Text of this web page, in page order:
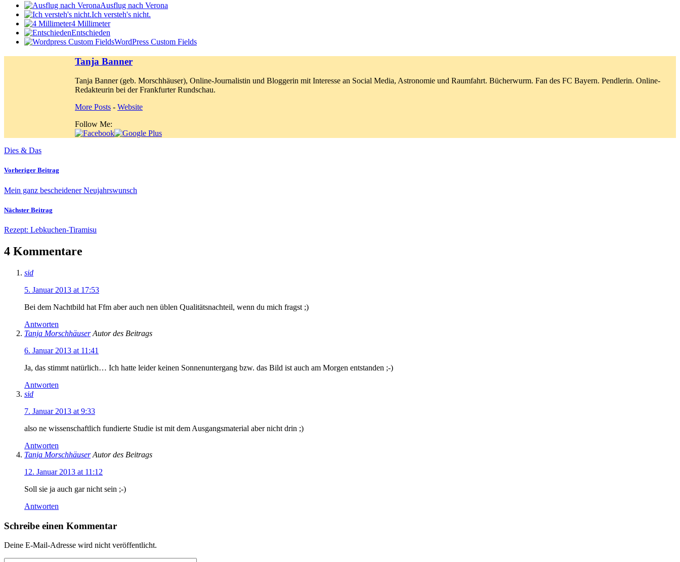
Ausflug nach Verona
Ich versteh's nicht.
4 Millimeter
Entschieden
WordPress Custom Fields
Tanja Banner
Tanja Banner (geb. Morschhäuser), Online-Journalistin und Bloggerin mit Interesse an Social Media, Astronomie und Raumfahrt. Bücherwurm. Fan des FC Bayern. Pendlerin. Online-
Redakteurin bei der Frankfurter Rundschau.
More Posts - Website
Follow Me:
Dies & Das
Vorheriger Beitrag
Mein ganz bescheidener Neujahrswunsch
Nächster Beitrag
Rezept: Lebkuchen-Tiramisu
4 Kommentare
sid
5. Januar 2013 at 17:53
Bei dem Nachtbild hat Ffm aber auch nen üblen Qualitätsnachteil, wenn du mich fragst ;)
Antworten
Tanja Morschhäuser Autor des Beitrags
6. Januar 2013 at 11:41
Ja, das stimmt natürlich… Ich hatte leider keinen Sonnenuntergang bzw. das Bild ist auch am Morgen entstanden ;-)
Antworten
sid
7. Januar 2013 at 9:33
also ne wissenschaftlich fundierte Studie ist mit dem Ausgangsmaterial aber nicht drin ;)
Antworten
Tanja Morschhäuser Autor des Beitrags
12. Januar 2013 at 11:12
Soll sie ja auch gar nicht sein ;-)
Antworten
Schreibe einen Kommentar
Deine E-Mail-Adresse wird nicht veröffentlicht.